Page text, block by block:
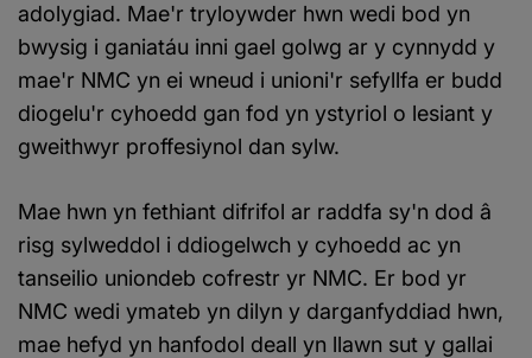
adolygiad. Mae'r tryloywder hwn wedi bod yn
bwysig i ganiatáu inni gael golwg ar y cynnydd y
mae'r NMC yn ei wneud i unioni'r sefyllfa er budd
diogelu'r cyhoedd gan fod yn ystyriol o lesiant y
gweithwyr proffesiynol dan sylw.
Mae hwn yn fethiant difrifol ar raddfa sy'n dod â
risg sylweddol i ddiogelwch y cyhoedd ac yn
tanseilio uniondeb cofrestr yr NMC. Er bod yr
NMC wedi ymateb yn dilyn y darganfyddiad hwn,
mae hefyd yn hanfodol deall yn llawn sut y gallai